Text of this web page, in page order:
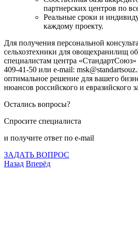
партнерских центров по
Реальные сроки и
каждому проекту.
Для получения персональной
сельхозтехники для овощехранилищ
специалистам центра
409-41-50 или e-mail:
оптимальное решение для вашего
нюансов российского и евразийского
Остались вопросы?
Спросите специалиста
и получите ответ по e-mail
ЗАДАТЬ ВОПРОС
Назад Вперёд